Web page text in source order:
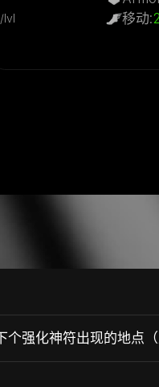
/lvl
移动:
强化神符出现的地点